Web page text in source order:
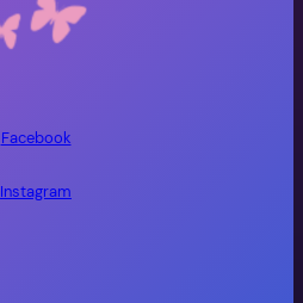
Facebook
Instagram